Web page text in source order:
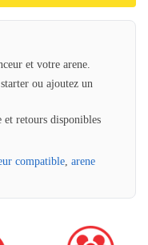
et votre arene.
ou ajoutez un
et retours disponibles
compatible arene